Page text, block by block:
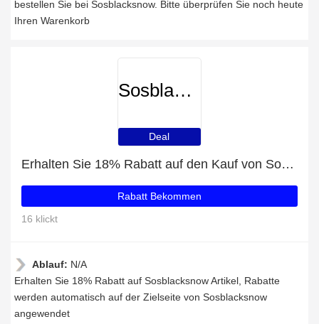
bestellen Sie bei Sosblacksnow. Bitte überprüfen Sie noch heute
Ihren Warenkorb
Sosblacksnow
Deal
Erhalten Sie 18% Rabatt auf den Kauf von Sosblacksnow
Rabatt Bekommen
16 klickt
Ablauf: N/A
Erhalten Sie 18% Rabatt auf Sosblacksnow Artikel, Rabatte
werden automatisch auf der Zielseite von Sosblacksnow
angewendet